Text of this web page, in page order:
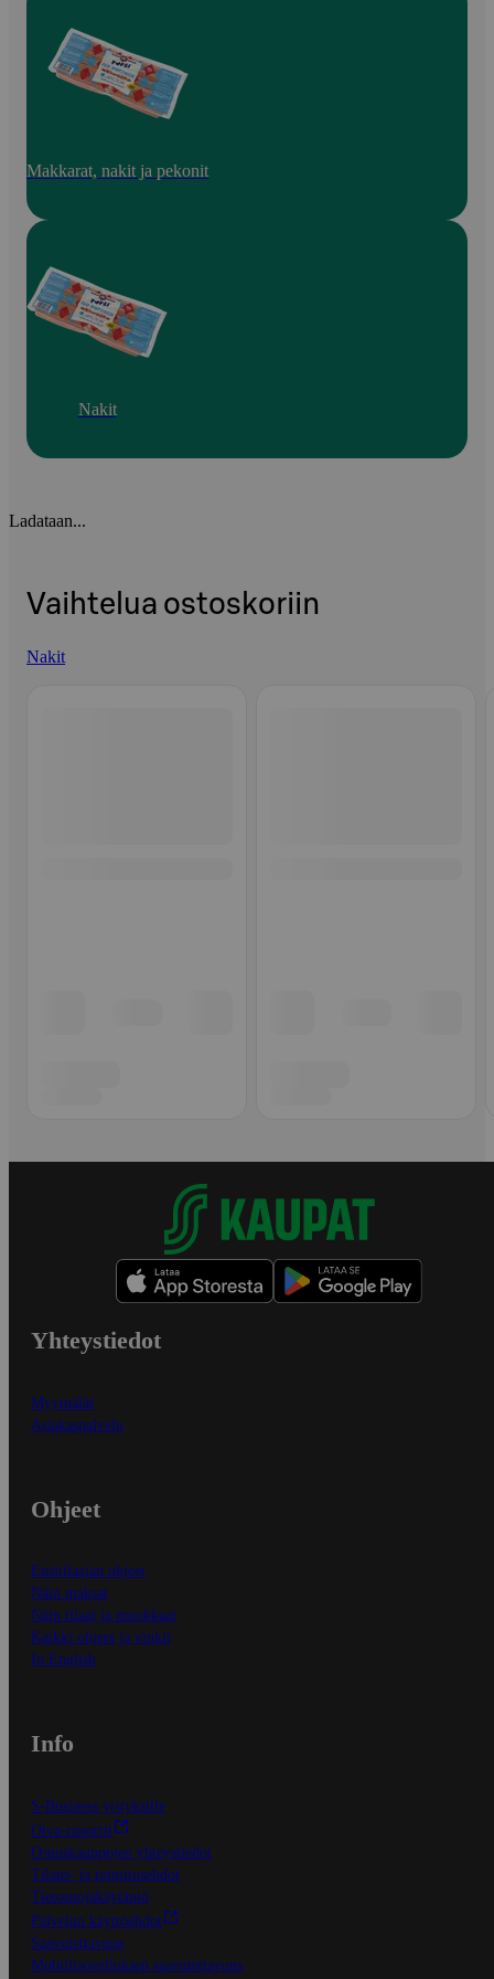
Makkarat, nakit ja pekonit
Nakit
Ladataan...
Vaihtelua ostoskoriin
Nakit
Yhteystiedot
Myymälät
Asiakaspalvelu
Ohjeet
Ensitilaajan ohjeet
Näin maksat
Näin tilaat ja muokkaat
Kaikki ohjeet ja vinkit
In English
Info
S-Business yrityksille
Oiva-raportit
Osuuskauppojen yhteystiedot
Tilaus- ja toimitusehdot
Tietosuojakäytäntö
Palvelun käyttöehdot
Saavutettavuus
Mobiilisovelluksen saavutettavuus